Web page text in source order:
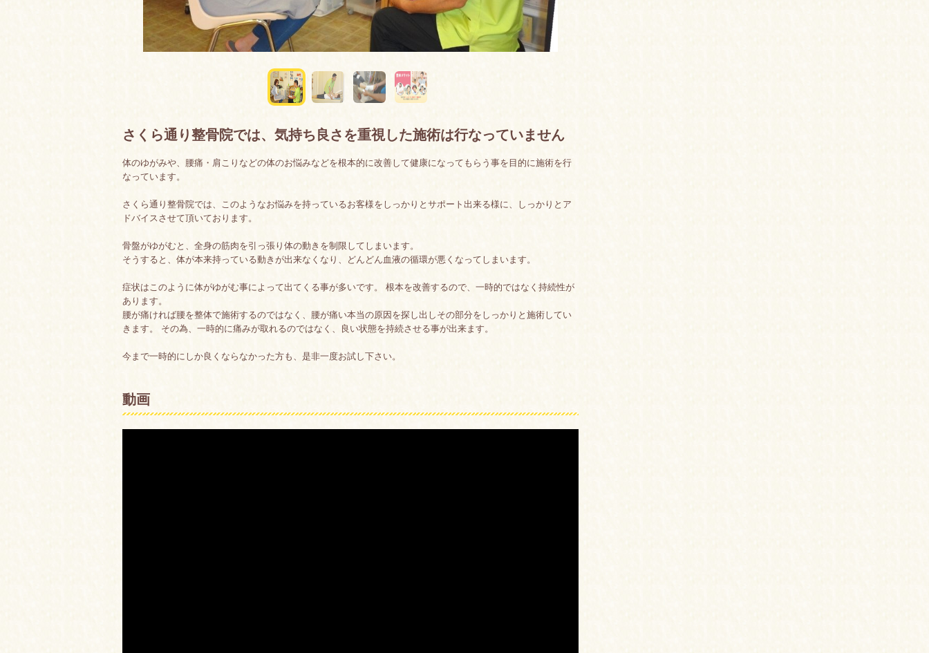
さくら通り整骨院では、気持ち良さを重視した施術は行なっていません
体のゆがみや、腰痛・肩こりなどの体のお悩みなどを根本的に改善して健康になってもらう事を目的に施術を行
なっています。
さくら通り整骨院では、このようなお悩みを持っているお客様をしっかりとサポート出来る様に、しっかりとア
ドバイスさせて頂いております。
骨盤がゆがむと、全身の筋肉を引っ張り体の動きを制限してしまいます。
そうすると、体が本来持っている動きが出来なくなり、どんどん血液の循環が悪くなってしまいます。
症状はこのように体がゆがむ事によって出てくる事が多いです。 根本を改善するので、一時的ではなく持続性が
あります。
腰が痛ければ腰を整体で施術するのではなく、腰が痛い本当の原因を探し出しその部分をしっかりと施術してい
きます。 その為、一時的に痛みが取れるのではなく、良い状態を持続させる事が出来ます。
今まで一時的にしか良くならなかった方も、是非一度お試し下さい。
動画